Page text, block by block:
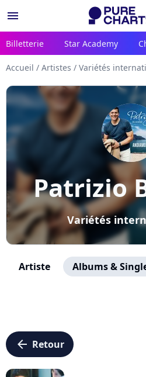
menu
Billetterie Star Academy
Accueil / Artistes / Variétés
Patrizio
Variétés
Artiste Albums &
arrow_left Retour